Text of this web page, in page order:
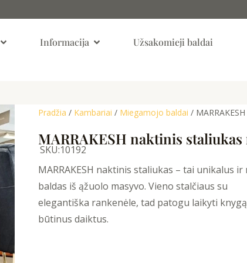
Open Sienų Plokštės
Informacija Open InformacijaUžsakomieji baldai
Pradžia / Kambariai / Miegamojo baldai /
MARRAKESH naktinis staliukas
SKU:10192
MARRAKESH naktinis staliukas – tai unikalus
baldas iš ąžuolo masyvo. Vieno stalčiaus su
elegantiška rankenėle, tad patogu laikyti
būtinus daiktus.